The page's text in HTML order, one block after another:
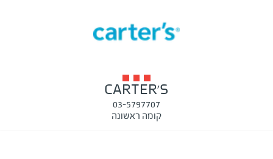
CARTER'S
03-5797707
קומה ראשונה